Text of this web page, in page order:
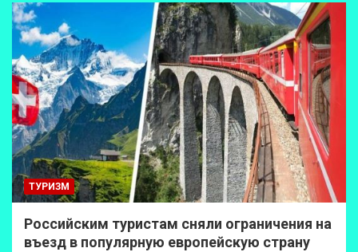
ТУРИЗМ
Российским туристам сняли ограничения на
въезд в популярную европейскую страну